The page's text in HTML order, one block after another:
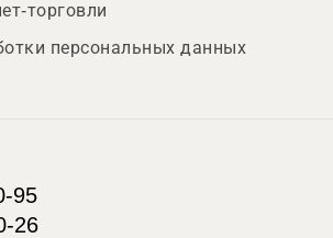
торговли
персональных данных
95
26